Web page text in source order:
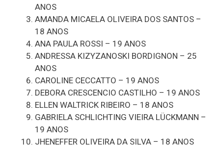
ANOS
AMANDA MICAELA OLIVEIRA DOS SANTOS –
18 ANOS
ANA PAULA ROSSI – 19 ANOS
ANDRESSA KIZYZANOSKI BORDIGNON – 25
ANOS
CAROLINE CECCATTO – 19 ANOS
DEBORA CRESCENCIO CASTILHO – 19 ANOS
ELLEN WALTRICK RIBEIRO – 18 ANOS
GABRIELA SCHLICHTING VIEIRA LÜCKMANN –
19 ANOS
JHENEFFER OLIVEIRA DA SILVA – 18 ANOS